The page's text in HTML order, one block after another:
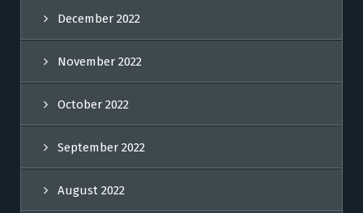
December 2022
November 2022
October 2022
September 2022
August 2022